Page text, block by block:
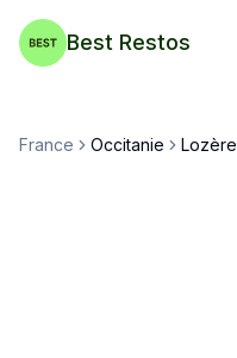
Best Restos
France Occitanie Lozère